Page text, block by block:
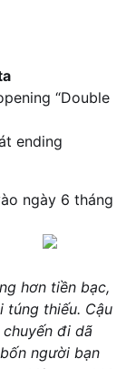
“Double
ending
ngày 6 tháng
hơn tiền bạc,
túng thiếu. Cậu
đi dã
người bạn